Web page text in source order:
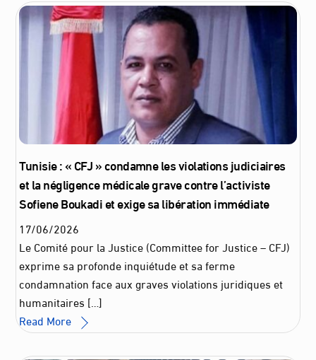
Tunisie : « CFJ » condamne les violations judiciaires
et la négligence médicale grave contre l’activiste
Sofiene Boukadi et exige sa libération immédiate
17/06/2026
Le Comité pour la Justice (Committee for Justice – CFJ)
exprime sa profonde inquiétude et sa ferme
condamnation face aux graves violations juridiques et
humanitaires […]
Read More